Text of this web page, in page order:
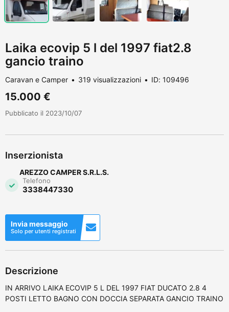
Laika ecovip 5 l del 1997 fiat2.8
gancio traino
Caravan e Camper 319 visualizzazioni ID: 109496
15.000 €
Pubblicato il 2023/10/07
Inserzionista
AREZZO CAMPER S.R.L.S.
Telefono
3338447330
Invia messaggio
Solo per utenti registrati
Descrizione
IN ARRIVO LAIKA ECOVIP 5 L DEL 1997 FIAT DUCATO 2.8 4
POSTI LETTO BAGNO CON DOCCIA SEPARATA GANCIO TRAINO